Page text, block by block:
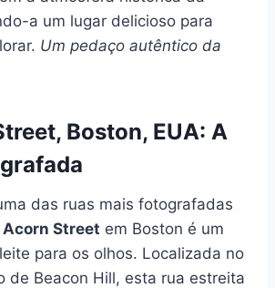
a um lugar delicioso para
Um pedaço autêntico da
Boston, EUA: A
das ruas mais fotografadas
Acorn Street em Boston é um
para os olhos. Localizada no
de Beacon Hill, esta rua estreita